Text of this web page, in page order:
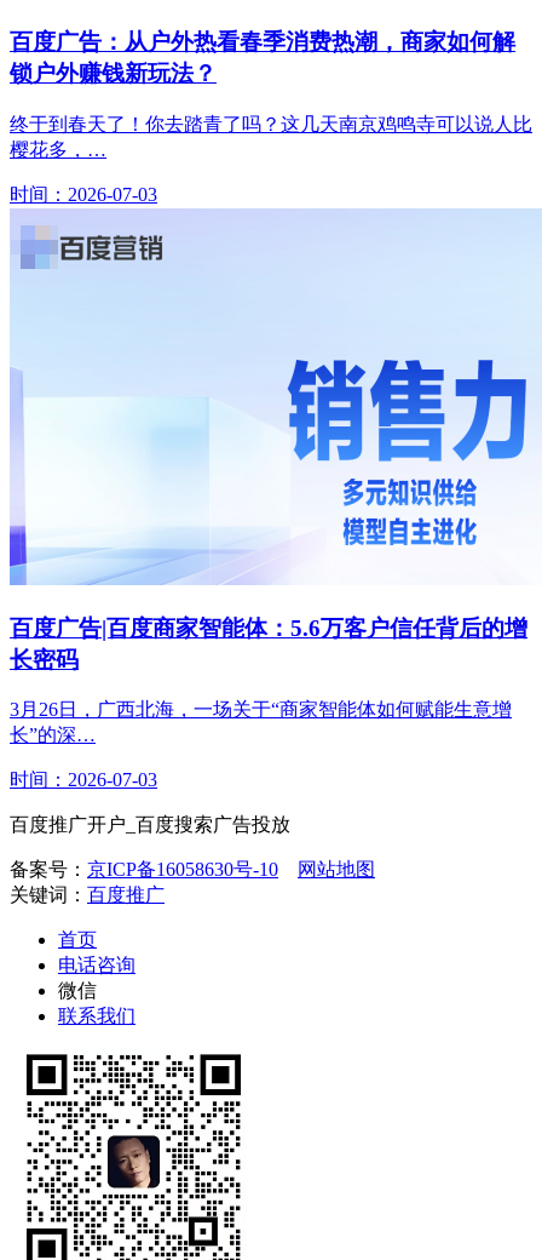
百度广告：从户外热看春季消费热潮，商家如何解
锁户外赚钱新玩法？
终于到春天了！你去踏青了吗？这几天南京鸡鸣寺可以说人比
樱花多，…
时间：2026-07-03
百度广告|百度商家智能体：5.6万客户信任背后的增
长密码
3月26日，广西北海，一场关于“商家智能体如何赋能生意增
长”的深…
时间：2026-07-03
百度推广开户_百度搜索广告投放
备案号： 京ICP备16058630号-10
网站地图
关键词： 百度推广
首页
电话咨询
微信
联系我们